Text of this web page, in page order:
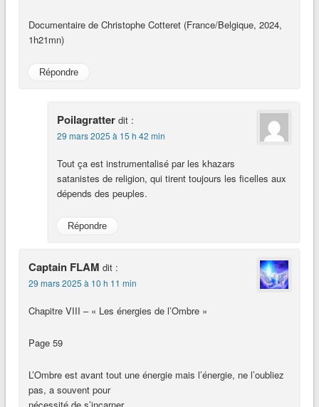
Documentaire de Christophe Cotteret (France/Belgique, 2024,
1h21mn)
Répondre
Poilagratter dit :
29 mars 2025 à 15 h 42 min
Tout ça est instrumentalisé par les khazars
satanistes de religion, qui tirent toujours les ficelles aux
dépends des peuples.
Répondre
Captain FLAM dit :
29 mars 2025 à 10 h 11 min
Chapitre VIII – « Les énergies de l’Ombre »
Page 59
L’Ombre est avant tout une énergie mais l’énergie, ne l’oubliez
pas, a souvent pour